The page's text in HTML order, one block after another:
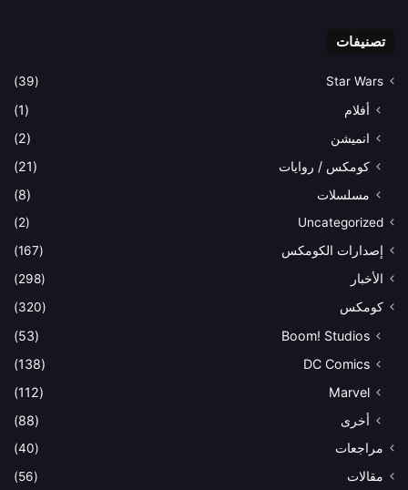
تصنيفات
Star Wars
(39)
أفلام
(1)
انميشن
(2)
كومكس / روايات
(21)
مسلسلات
(8)
Uncategorized
(2)
إصدارات الكومكس
(167)
الأخبار
(298)
كومكس
(320)
Boom! Studios
(53)
DC Comics
(138)
Marvel
(112)
أخرى
(88)
مراجعات
(40)
مقالات
(56)